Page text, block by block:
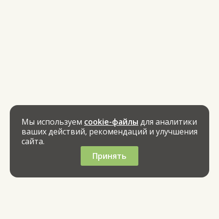
Мы используем cookie-файлы для аналитики
ваших действий, рекомендаций и улучшения
сайта.
Принять